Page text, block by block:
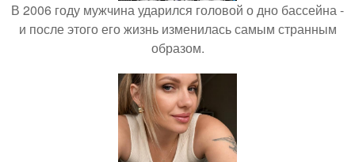
В 2006 году мужчина ударился головой о дно бассейна -
и после этого его жизнь изменилась самым странным
образом.